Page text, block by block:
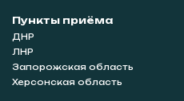
Пункты приёма
ДНР
ЛНР
Запорожская область
Херсонская область